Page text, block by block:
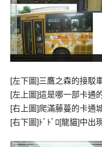
[左下圖]三鷹之森的接駁
[左上圖]這是哪一部卡通
[右上圖]爬滿藤蔓的卡通
[右下圖]ﾄﾞﾄﾞﾛ[龍貓]中出